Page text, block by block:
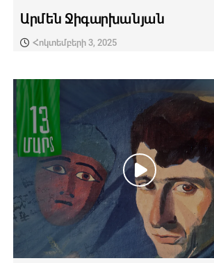
Արմեն Ջիգարխանյան
Հոկտեմբերի 3, 2025